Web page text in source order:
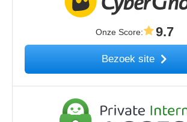
Onze Score: 9.7
Bezoek site